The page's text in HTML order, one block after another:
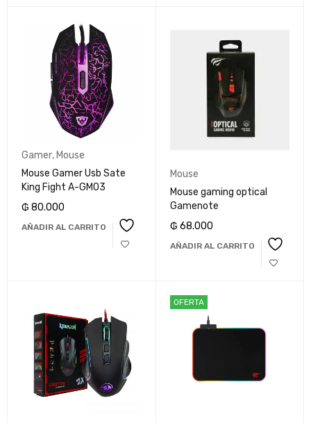
Gamer, Mouse
Mouse Gamer Usb Sate
King Fight A-GM03
₲ 80.000
AÑADIR AL CARRITO
Mouse
Mouse gaming optical
Gamenote
₲ 68.000
AÑADIR AL CARRITO
OFERTA